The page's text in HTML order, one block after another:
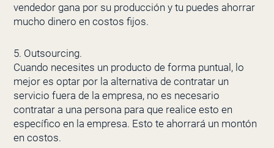
vendedor gana por su producción y tu puedes ahorrar
mucho dinero en costos fijos.
5. Outsourcing.
Cuando necesites un producto de forma puntual, lo
mejor es optar por la alternativa de contratar un
servicio fuera de la empresa, no es necesario
contratar a una persona para que realice esto en
específico en la empresa. Esto te ahorrará un montón
en costos.